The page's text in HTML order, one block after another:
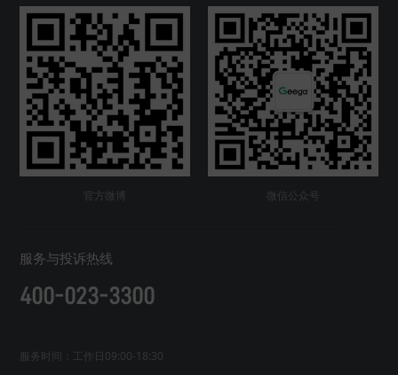
官方微博 微信公众号
服务与投诉热线
400-023-3300
服务时间：工作日09:00-18:30